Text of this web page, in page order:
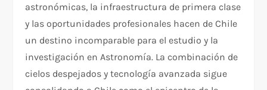
astronómicas, la infraestructura de primera clase
y las oportunidades profesionales hacen de Chile
un destino incomparable para el estudio y la
investigación en Astronomía. La combinación de
cielos despejados y tecnología avanzada sigue